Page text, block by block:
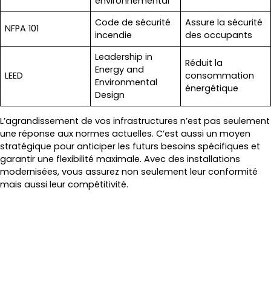
NFPA 101
Code de sécurité
incendie
Assure la sécurité
des occupants
LEED
Leadership in
Energy and
Environmental
Design
Réduit la
consommation
énergétique
L’agrandissement de vos infrastructures n’est pas seulement
une réponse aux normes actuelles. C’est aussi un moyen
stratégique pour anticiper les futurs besoins spécifiques et
garantir une flexibilité maximale. Avec des installations
modernisées, vous assurez non seulement leur conformité
mais aussi leur compétitivité.